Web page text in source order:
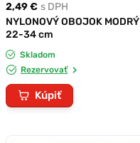
2,49 € s DPH
NYLONOVÝ OBOJOK MODRÝ
22-34 cm
Skladom
Rezervovať
Kúpiť